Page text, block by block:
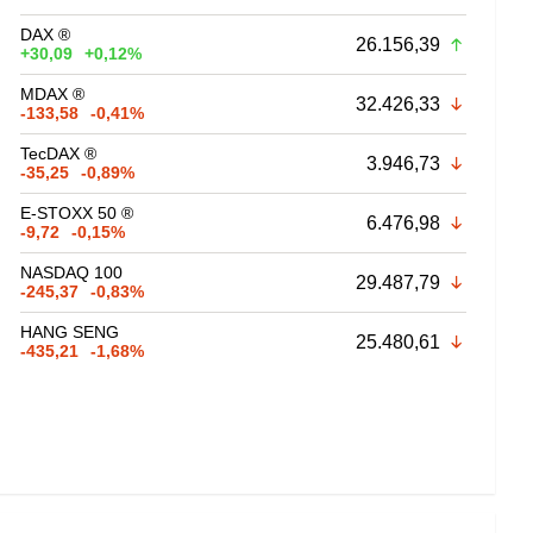
DAX ®
+30,09
+0,12% 26.156,39
MDAX ®
-133,58
-0,41% 32.426,33
TecDAX ®
-35,25
-0,89% 3.946,73
E-STOXX 50 ®
-9,72
-0,15% 6.476,98
NASDAQ 100
-245,37
-0,83% 29.487,79
HANG SENG
-435,21
-1,68% 25.480,61